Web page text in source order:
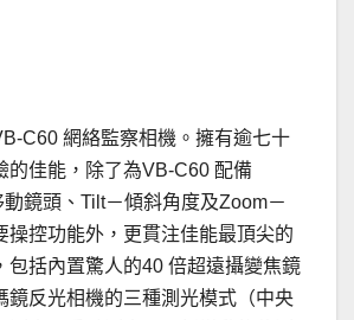
C60 網絡監察相機。擁有逾七十
的佳能，除了為VB-C60 配備
鏡頭、Tilt－傾斜角度及Zoom－
操控功能外，更貫注佳能最頂尖的
包括內置驚人的40 倍超遠攝變焦鏡
鏡反光相機的三種測光模式（中央